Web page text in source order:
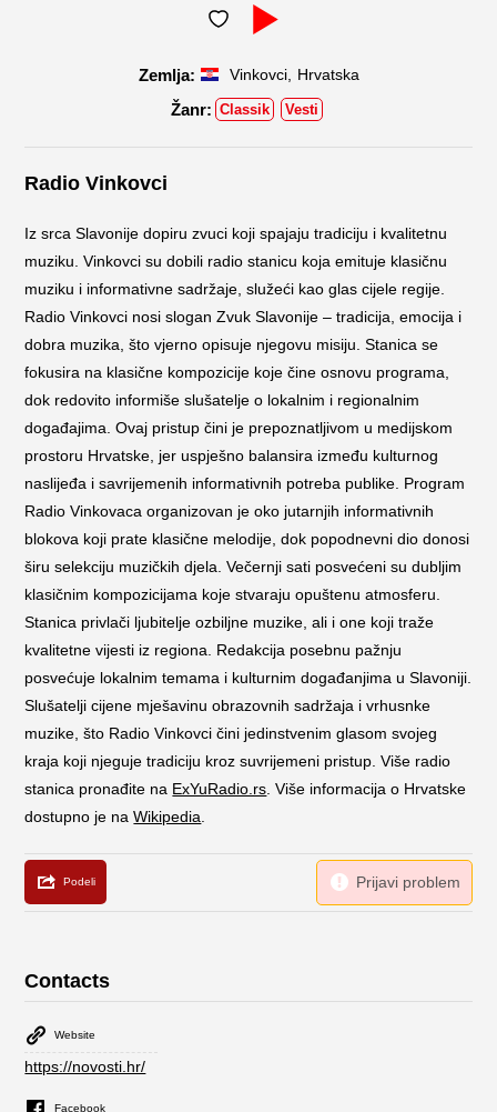
Vinkovci, Hrvatska
Classik Vesti
Radio Vinkovci
Iz srca Slavonije dopiru zvuci koji spajaju tradiciju i kvalitetnu
muziku. Vinkovci su dobili radio stanicu koja emituje klasičnu
muziku i informativne sadržaje, služeći kao glas cijele regije.
Radio Vinkovci nosi slogan Zvuk Slavonije – tradicija, emocija i
dobra muzika, što vjerno opisuje njegovu misiju. Stanica se
fokusira na klasične kompozicije koje čine osnovu programa,
dok redovito informiše slušatelje o lokalnim i regionalnim
događajima. Ovaj pristup čini je prepoznatljivom u medijskom
prostoru Hrvatske, jer uspješno balansira između kulturnog
naslijeđa i savrijemenih informativnih potreba publike. Program
Radio Vinkovaca organizovan je oko jutarnjih informativnih
blokova koji prate klasične melodije, dok popodnevni dio donosi
širu selekciju muzičkih djela. Večernji sati posvećeni su dubljim
klasičnim kompozicijama koje stvaraju opuštenu atmosferu.
Stanica privlači ljubitelje ozbiljne muzike, ali i one koji traže
kvalitetne vijesti iz regiona. Redakcija posebnu pažnju
posvećuje lokalnim temama i kulturnim događanjima u Slavoniji.
Slušatelji cijene mješavinu obrazovnih sadržaja i vrhusnke
muzike, što Radio Vinkovci čini jedinstvenim glasom svojeg
kraja koji njeguje tradiciju kroz suvrijemeni pristup. Više radio
stanica pronađite na ExYuRadio.rs . Više informacija o Hrvatske
dostupno je naWikipedia
Contacts
Website
https://novosti.hr/
Facebook